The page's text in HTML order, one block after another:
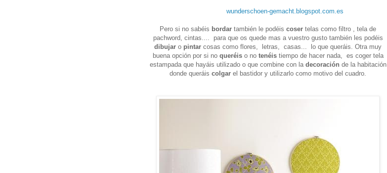
wunderschoen-gemacht.blogspot.com.es
Pero si no sabéis bordar también le podéis coser telas como filtro , tela de
pachword, cintas.... para que os quede mas a vuestro gusto también les podéis
dibujar o pintar cosas como flores, letras, casas... lo que queráis. Otra muy
buena opción por si no queréiso no tenéistiempo de hacer nada, es coger tela
estampada que hayáis utilizado o que combine con la decoración de la habitación
donde queráis colgar el bastidor y utilizarlo como motivo del cuadro.